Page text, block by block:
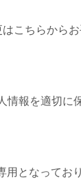
こちらからお
情報を適切
用となってお